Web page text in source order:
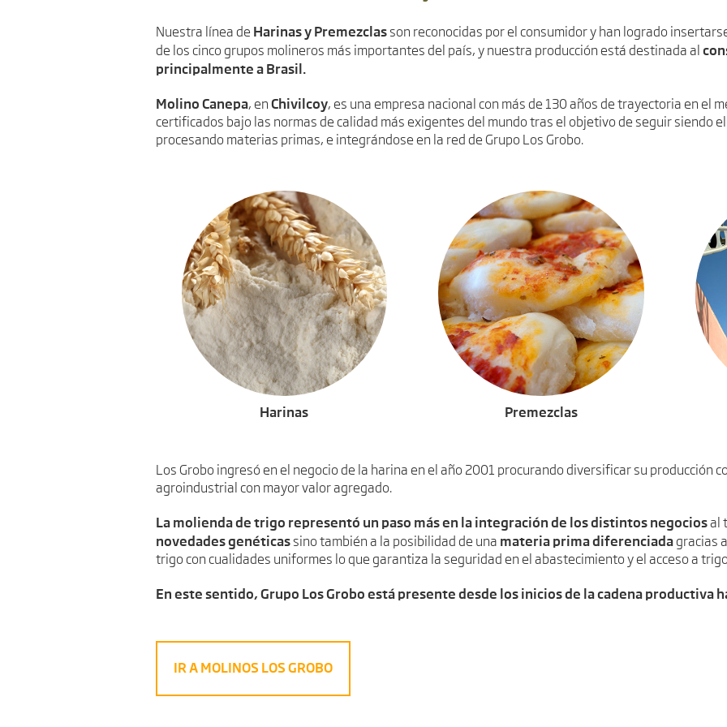
Nuestra línea de Harinas y Premezclasson reconocidas por el consumidor y han logrado
de los cinco grupos molineros más importantes del país, y nuestra producción está destinada al
principalmente a Brasil.
Molino Canepa, en Chivilcoy, es una empresa nacional con más de 130 años de trayectoria en el
certificados bajo las normas de calidad más exigentes del mundo tras el objetivo de seguir siendo
procesando materias primas, e integrándose en la red de Grupo Los Grobo.
Harinas Premezclas
Los Grobo ingresó en el negocio de la harina en el año 2001 procurando diversificar su producción
agroindustrial con mayor valor agregado.
La molienda de trigo representó un paso más en la integración de los distintos negociosal
novedades genéticassino también a la posibilidad de una materia prima diferenciada gracias
trigo con cualidades uniformes lo que garantiza la seguridad en el abastecimiento y el acceso a
En este sentido, Grupo Los Grobo está presente desde los inicios de la cadena productiva
IR A MOLINOS LOS GROBO